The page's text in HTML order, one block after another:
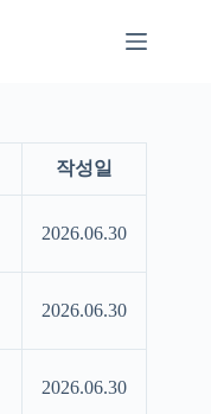
작성일
2026.06.30
2026.06.30
2026.06.30